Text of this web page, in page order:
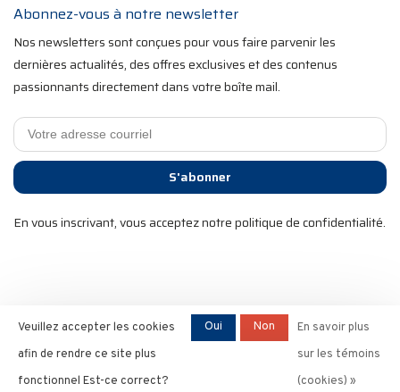
Abonnez-vous à notre newsletter
Nos newsletters sont conçues pour vous faire parvenir les
dernières actualités, des offres exclusives et des contenus
passionnants directement dans votre boîte mail.
S'abonner
En vous inscrivant, vous acceptez notre politique de confidentialité.
2025 RST Velo Sports. Tous droits réservés. Commerce
électronique optimisé par
l'agence Ezshop ecommerce.
Veuillez accepter les cookies
afin de rendre ce site plus
fonctionnel Est-ce correct?
Oui Non
En savoir plus
sur les témoins
(cookies) »